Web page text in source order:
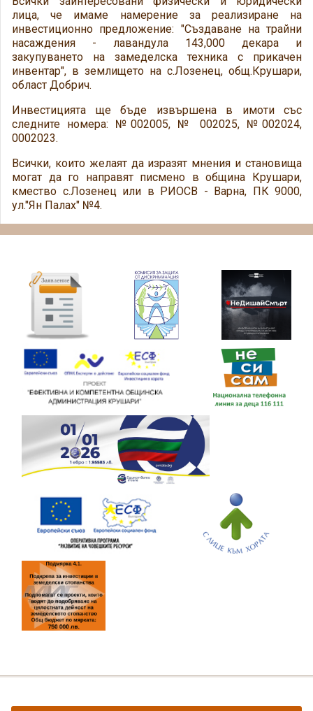
лица, че имаме намерение за реализиране на
инвестиционно предложение: "Създаване на трайни
насаждения - лавандула 143,000 декара и
закупуването на замеделска техника с прикачен
инвентар", в землището на с.Лозенец, общ.Крушари,
област Добрич.
Инвестицията ще бъде извършена в имоти със
следните номера: №002005, № 002025, №002024,
0002023.
Всички, които желаят да изразят мнения и становища
могат да го направят писмено в община Крушари,
кмество с.Лозенец или в РИОСВ - Варна, ПК 9000,
ул."Ян Палах" №4.